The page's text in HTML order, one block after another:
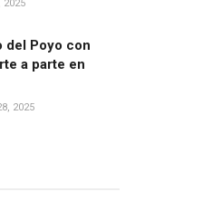
2025
del Poyo con
a parte en
2025